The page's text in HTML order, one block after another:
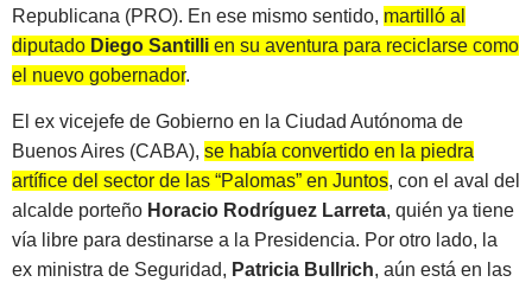
Republicana (PRO). En ese mismo sentido, martilló al
diputado Diego Santilli en su aventura para reciclarse como
el nuevo gobernador.
El ex vicejefe de Gobierno en la Ciudad Autónoma de
Buenos Aires (CABA), se había convertido en la piedra
artífice del sector de las “Palomas” en Juntos, con el aval del
alcalde porteño Horacio Rodríguez Larreta, quién ya tiene
vía libre para destinarse a la Presidencia. Por otro lado, la
ex ministra de Seguridad, Patricia Bullrich, aún está en las